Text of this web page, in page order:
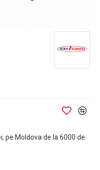
pe Moldova de la 6000 de